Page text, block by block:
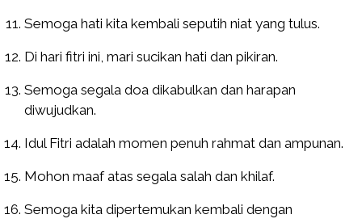
Semoga hati kita kembali seputih niat yang tulus.
Di hari fitri ini, mari sucikan hati dan pikiran.
Semoga segala doa dikabulkan dan harapan
diwujudkan.
Idul Fitri adalah momen penuh rahmat dan ampunan.
Mohon maaf atas segala salah dan khilaf.
Semoga kita dipertemukan kembali dengan